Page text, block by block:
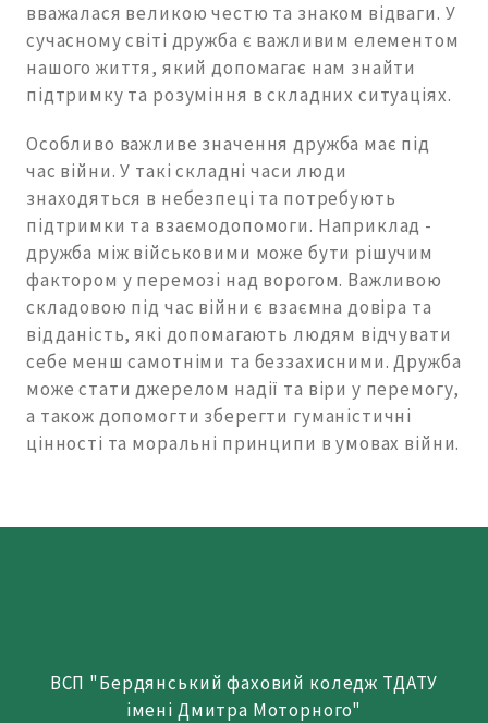
вважалася великою честю та знаком відваги. У
сучасному світі дружба є важливим елементом
нашого життя, який допомагає нам знайти
підтримку та розуміння в складних ситуаціях.
Особливо важливе значення дружба має під
час війни. У такі складні часи люди
знаходяться в небезпеці та потребують
підтримки та взаємодопомоги. Наприклад -
дружба між військовими може бути рішучим
фактором у перемозі над ворогом. Важливою
складовою під час війни є взаємна довіра та
відданість, які допомагають людям відчувати
себе менш самотніми та беззахисними. Дружба
може стати джерелом надії та віри у перемогу,
а також допомогти зберегти гуманістичні
цінності та моральні принципи в умовах війни.
ВСП "Бердянський фаховий коледж ТДАТУ
імені Дмитра Моторного"